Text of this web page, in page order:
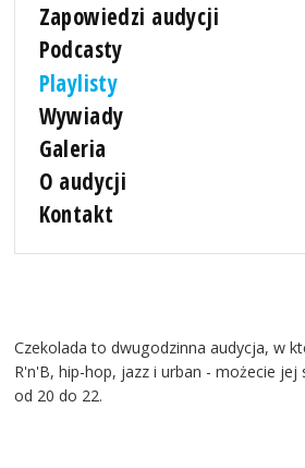
Zapowiedzi audycji
Podcasty
Playlisty
Wywiady
Galeria
O audycji
Kontakt
Czekolada to dwugodzinna audycja, w
R'n'B, hip-hop, jazz i urban - możecie jej
od 20 do 22.